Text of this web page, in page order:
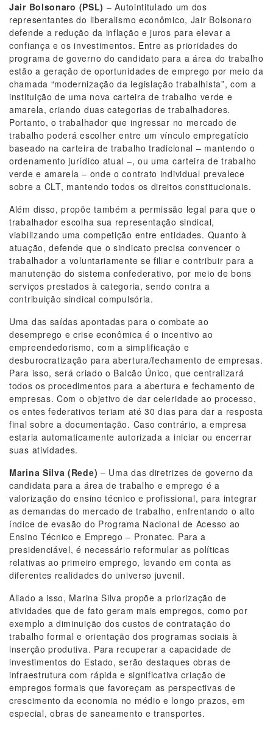
Jair Bolsonaro (PSL) – Autointitulado um dos
representantes do liberalismo econômico, Jair Bolsonaro
defende a redução da inflação e juros para elevar a
confiança e os investimentos. Entre as prioridades do
programa de governo do candidato para a área do trabalho
estão a geração de oportunidades de emprego por meio da
chamada “modernização da legislação trabalhista”, com a
instituição de uma nova carteira de trabalho verde e
amarela, criando duas categorias de trabalhadores.
Portanto, o trabalhador que ingressar no mercado de
trabalho poderá escolher entre um vínculo empregatício
baseado na carteira de trabalho tradicional – mantendo o
ordenamento jurídico atual –, ou uma carteira de trabalho
verde e amarela – onde o contrato individual prevalece
sobre a CLT, mantendo todos os direitos constitucionais.
Além disso, propõe também a permissão legal para que o
trabalhador escolha sua representação sindical,
viabilizando uma competição entre entidades. Quanto à
atuação, defende que o sindicato precisa convencer o
trabalhador a voluntariamente se filiar e contribuir para a
manutenção do sistema confederativo, por meio de bons
serviços prestados à categoria, sendo contra a
contribuição sindical compulsória.
Uma das saídas apontadas para o combate ao
desemprego e crise econômica é o incentivo ao
empreendedorismo, com a simplificação e
desburocratização para abertura/fechamento de empresas.
Para isso, será criado o Balcão Único, que centralizará
todos os procedimentos para a abertura e fechamento de
empresas. Com o objetivo de dar celeridade ao processo,
os entes federativos teriam até 30 dias para dar a resposta
final sobre a documentação. Caso contrário, a empresa
estaria automaticamente autorizada a iniciar ou encerrar
suas atividades.
Marina Silva (Rede) – Uma das diretrizes de governo da
candidata para a área de trabalho e emprego é a
valorização do ensino técnico e profissional, para integrar
as demandas do mercado de trabalho, enfrentando o alto
índice de evasão do Programa Nacional de Acesso ao
Ensino Técnico e Emprego – Pronatec. Para a
presidenciável, é necessário reformular as políticas
relativas ao primeiro emprego, levando em conta as
diferentes realidades do universo juvenil.
Aliado a isso, Marina Silva propõe a priorização de
atividades que de fato geram mais empregos, como por
exemplo a diminuição dos custos de contratação do
trabalho formal e orientação dos programas sociais à
inserção produtiva. Para recuperar a capacidade de
investimentos do Estado, serão destaques obras de
infraestrutura com rápida e significativa criação de
empregos formais que favoreçam as perspectivas de
crescimento da economia no médio e longo prazos, em
especial, obras de saneamento e transportes.